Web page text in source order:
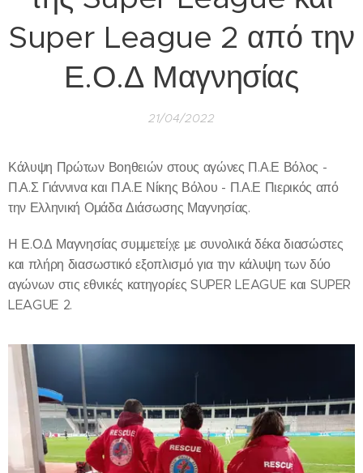
Super League 2 από την
Ε.Ο.Δ Μαγνησίας
21/04/2022
Κάλυψη Πρώτων Βοηθειών στους αγώνες Π.Α.Ε Βόλος -
Π.Α.Σ Γιάννινα και Π.Α.Ε Νίκης Βόλου - Π.Α.Ε Πιερικός από
την Ελληνική Ομάδα Διάσωσης Μαγνησίας.
Η Ε.Ο.Δ Μαγνησίας συμμετείχε με συνολικά δέκα διασώστες
και πλήρη διασωστικό εξοπλισμό για την κάλυψη των δύο
αγώνων στις εθνικές κατηγορίες SUPER LEAGUE και SUPER
LEAGUE 2.